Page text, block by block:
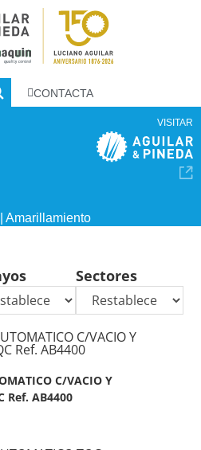
CONTACTA
VISITAR
Amarillamiento
Sectores
C/VACIO Y
Ref. AB4400